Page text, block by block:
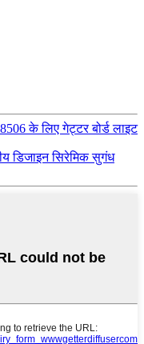
के लिए गेट्टर बोर्ड लाइट
डिजाइन सिरेमिक सुगंध